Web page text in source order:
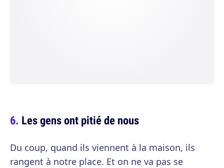
Les gens ont pitié de nous
Du coup, quand ils viennent à la maison, ils
rangent à notre place. Et on ne va pas se